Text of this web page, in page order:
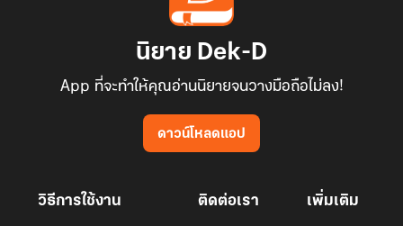
นิยาย Dek-D
App ที่จะทำให้คุณอ่านนิยายจนวางมือถือไม่ลง!
ดาวน์โหลดแอป
วิธีการใช้งาน ติดต่อเรา เพิ่มเติม